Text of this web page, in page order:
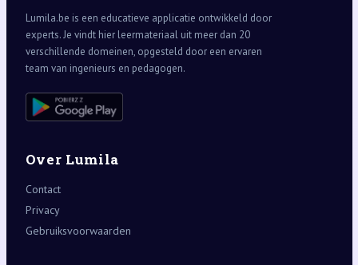
Lumila.be is een educatieve applicatie ontwikkeld door
experts. Je vindt hier leermateriaal uit meer dan 20
verschillende domeinen, opgesteld door een ervaren
team van ingenieurs en pedagogen.
Over Lumila
Contact
Privacy
Gebruiksvoorwaarden